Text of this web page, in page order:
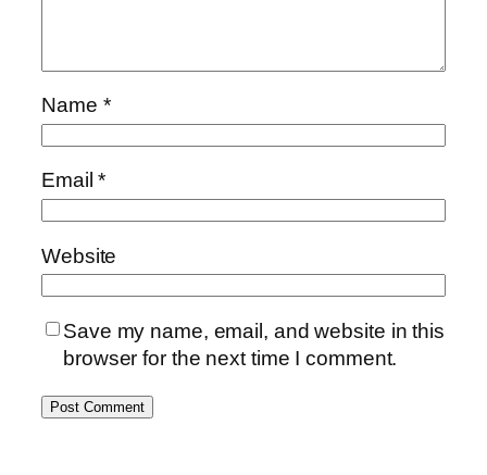
Name *
Email*
Website
Save my name, email, and website in this
browser for the next time I comment.